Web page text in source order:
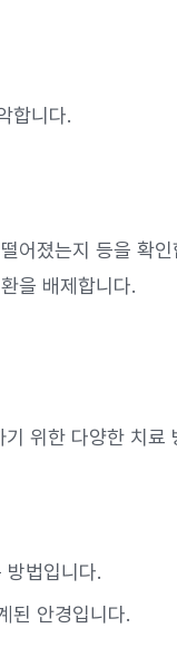
합니다.
어졌는지 등을 확
을 배제합니다.
위한 다양한 치료
방법입니다.
된 안경입니다.